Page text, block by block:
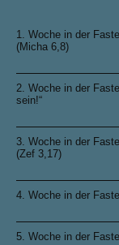
1. Woche in der
(Micha 6,8)
2. Woche in der
sein!“
3. Woche in der
(Zef 3,17)
4. Woche in der
5. Woche in der